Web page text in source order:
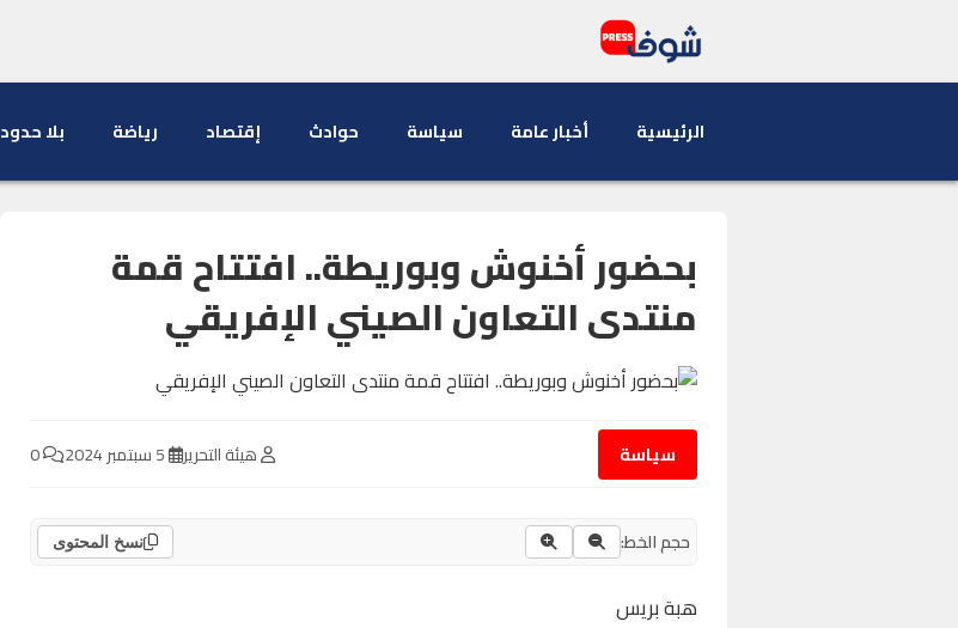
الرئيسية أخبار عامة سياسة حوادث إقتصاد رياضة بلا حدود
بحضور أخنوش وبوريطة.. افتتاح قمة
منتدى التعاون الصيني الإفريقي
سياسة هيئة التحرير
حجم الخط: نسخ المحتوى
هبة بريس